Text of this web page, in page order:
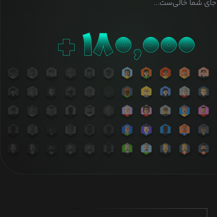
شما خالی‌ست...